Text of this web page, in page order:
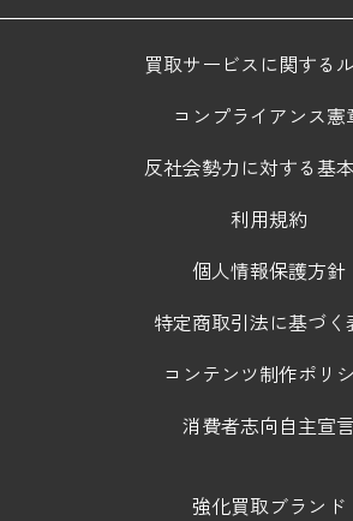
買取サービスに関する
コンプライアンス憲
反社会勢力に対する基
利用規約
個人情報保護方針
特定商取引法に基づく
コンテンツ制作ポリ
消費者志向自主宣
強化買取ブランド